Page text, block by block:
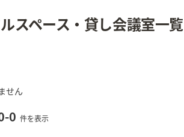
スペース・貸し会議室一覧
せん
-0 件を表示